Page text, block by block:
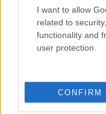
I want to allow
related to
functionality and
user protection.
CONFIRM
Iscritto al Registro
© Riproduzione
riproduzione